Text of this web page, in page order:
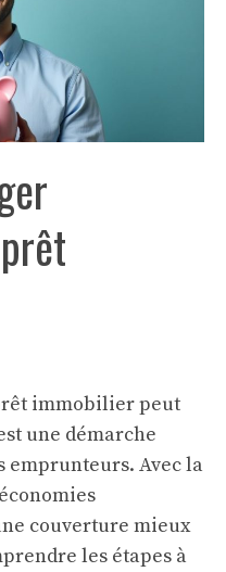
immobilier peut
une démarche
emprunteurs. Avec la
couverture mieux
les étapes à